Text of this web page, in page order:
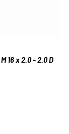
16 x 2.0 - 2.0 D